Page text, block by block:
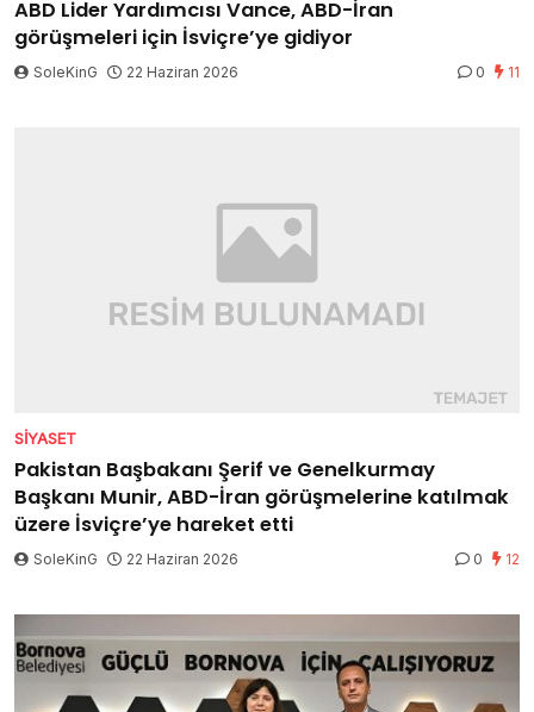
ABD Lider Yardımcısı Vance, ABD-İran
görüşmeleri için İsviçre’ye gidiyor
SoleKinG 22 Haziran 2026 0 11
SIYASET
Pakistan Başbakanı Şerif ve Genelkurmay
Başkanı Munir, ABD-İran görüşmelerine katılmak
üzere İsviçre’ye hareket etti
SoleKinG 22 Haziran 2026 0 12